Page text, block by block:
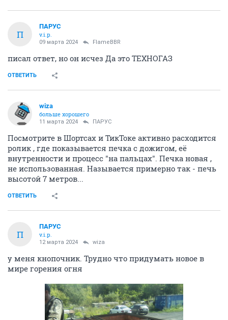
П
ПАРУС
v.i.p.
09 марта 2024 FlameBBR
писал ответ, но он исчез Да это ТЕХНОГАЗ
ОТВЕТИТЬ
wiza
больше хорошего
11 марта 2024 ПАРУС
Посмотрите в Шортсах и ТикТоке активно расходится
ролик , где показывается печка с дожигом, её
внутренности и процесс "на пальцах". Печка новая ,
не использованная. Называется примерно так - печь
высотой 7 метров...
ОТВЕТИТЬ
П
ПАРУС
v.i.p.
12 марта 2024 wiza
у меня кнопочник. Трудно что придумать новое в
мире горения огня